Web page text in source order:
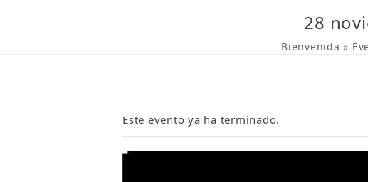
28
Bienvenida »
Este evento ya ha terminado.